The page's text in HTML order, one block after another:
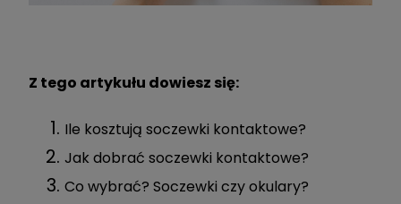
Z tego artykułu dowiesz się:
Ile kosztują soczewki kontaktowe?
Jak dobrać soczewki kontaktowe?
Co wybrać? Soczewki czy okulary?